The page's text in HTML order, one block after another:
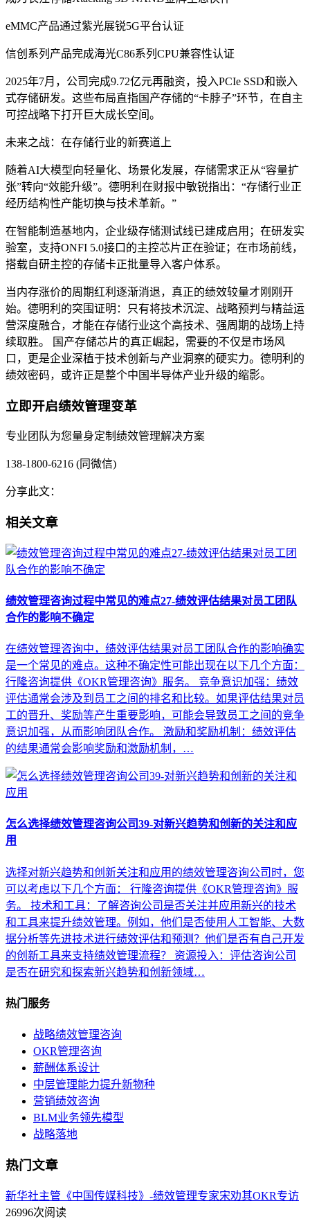
eMMC产品通过紫光展锐5G平台认证
信创系列产品完成海光C86系列CPU兼容性认证
2025年7月，公司完成9.72亿元再融资，投入PCIe SSD和嵌入
式存储研发。这些布局直指国产存储的“卡脖子”环节，在自主
可控战略下打开巨大成长空间。
未来之战：在存储行业的新赛道上
随着AI大模型向轻量化、场景化发展，存储需求正从“容量扩
张”转向“效能升级”。德明利在财报中敏锐指出：“存储行业正
经历结构性产能切换与技术革新。”
在智能制造基地内，企业级存储测试线已建成启用；在研发实
验室，支持ONFI 5.0接口的主控芯片正在验证；在市场前线，
搭载自研主控的存储卡正批量导入客户体系。
当内存涨价的周期红利逐渐消退，真正的绩效较量才刚刚开
始。德明利的突围证明：只有将技术沉淀、战略预判与精益运
营深度融合，才能在存储行业这个高技术、强周期的战场上持
续取胜。 国产存储芯片的真正崛起，需要的不仅是市场风
口，更是企业深植于技术创新与产业洞察的硬实力。德明利的
绩效密码，或许正是整个中国半导体产业升级的缩影。
立即开启绩效管理变革
专业团队为您量身定制绩效管理解决方案
138-1800-6216 (同微信)
分享此文：
相关文章
绩效管理咨询过程中常见的难点27-绩效评估结果对员工团队
合作的影响不确定
在绩效管理咨询中，绩效评估结果对员工团队合作的影响确实
是一个常见的难点。这种不确定性可能出现在以下几个方面：
行隆咨询提供《OKR管理咨询》服务。 竞争意识加强：绩效
评估通常会涉及到员工之间的排名和比较。如果评估结果对员
工的晋升、奖励等产生重要影响，可能会导致员工之间的竞争
意识加强，从而影响团队合作。 激励和奖励机制：绩效评估
的结果通常会影响奖励和激励机制，…
怎么选择绩效管理咨询公司39-对新兴趋势和创新的关注和应
用
选择对新兴趋势和创新关注和应用的绩效管理咨询公司时，您
可以考虑以下几个方面： 行隆咨询提供《OKR管理咨询》服
务。 技术和工具：了解咨询公司是否关注并应用新兴的技术
和工具来提升绩效管理。例如，他们是否使用人工智能、大数
据分析等先进技术进行绩效评估和预测？他们是否有自己开发
的创新工具来支持绩效管理流程？ 资源投入：评估咨询公司
是否在研究和探索新兴趋势和创新领域…
热门服务
战略绩效管理咨询
OKR管理咨询
薪酬体系设计
中层管理能力提升新物种
营销绩效咨询
BLM业务领先模型
战略落地
热门文章
新华社主管《中国传媒科技》-绩效管理专家宋劝其OKR专访
26996次阅读